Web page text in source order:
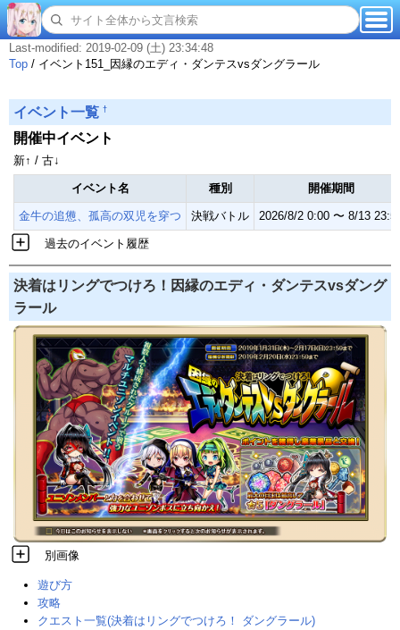
Last-modified: 2019-02-09 (土) 23:34:48
Top / イベント151_因縁のエディ・ダンテスvsダングラール
イベント一覧 †
開催中イベント
新↑ / 古↓
イベント名 種別 開催期間
金牛の追憊、孤高の双児を穿つ 決戦バトル 2026/8/2 0:00 〜 8/13
過去のイベント履歴
決着はリングでつけろ！因縁のエディ・ダンテスvsダング
ラール
別画像
遊び方
攻略
クエスト一覧(決着はリングでつけろ！ ダングラール)